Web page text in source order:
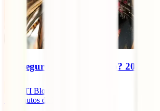
¿Es seguro viajar a México? 2025
IATI Blog
minutos de lectura